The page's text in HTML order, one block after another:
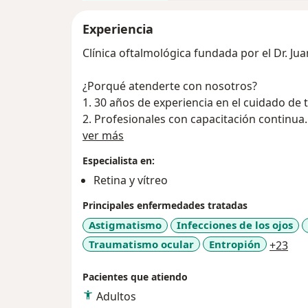
Experiencia
Clínica oftalmológica fundada por el Dr.
¿Porqué atenderte con nosotros?
1. 30 años de experiencia en el cuidado de
2. Profesionales con capacitación continua
3. Subespecialistas en segmento anterior,
4. Asistencia oftalmológica integral
5. Infraestructura y equipos modernos
Nuestros especialistas certificados se han
y Estados Unidos.
ver más
Especialista en:
Retina y vítreo
Principales enfermedades tratadas
Astigmatismo Infecciones de los ojos
Traumatismo ocular
Entropión +23
Pacientes que atiendo
Adultos